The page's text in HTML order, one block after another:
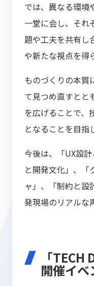
では、異なる環境
一堂に会し、それ
題や工夫を共有し
や新たな視点を得
ものづくりの本質
て見つめ直すとと
を広げることで、
となることを目指
今後は、「UX設
と開発文化」、「
ャ」、「制約と設
発現場のリアルな
「TECH
開催イ